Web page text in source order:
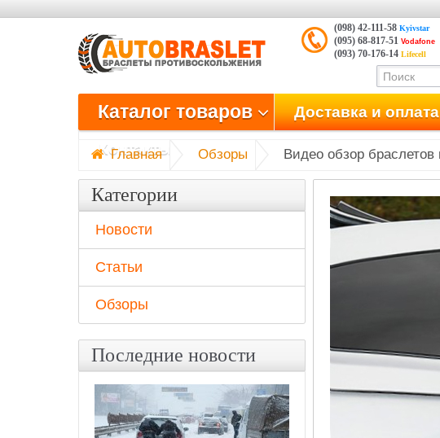
(098) 42-111-58 Kyivstar
(095) 68-817-51 Vodafone
(093) 70-176-14 Lifecell
Каталог товаров Доставка и оплата
Контакты
Категории
Новости
Статьи
Обзоры
Последние новости